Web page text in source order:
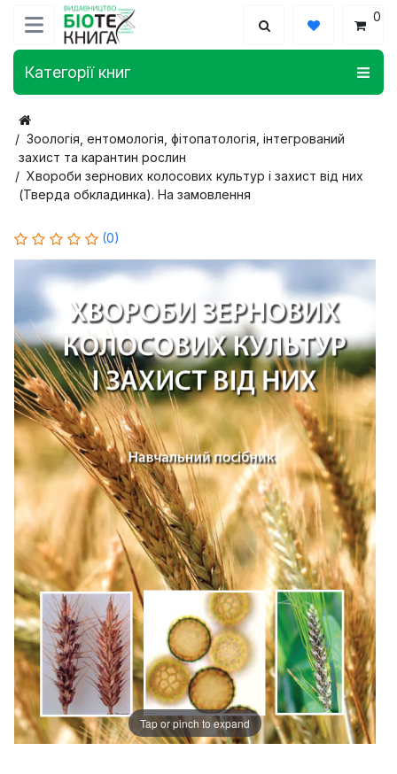
0
Категорії книг
Зоологія, ентомологія, фітопатологія, інтегрований
захист та карантин рослин
Хвороби зернових колосових культур і захист від них
(Тверда обкладинка). На замовлення
(0)
Tap or pinch to expand